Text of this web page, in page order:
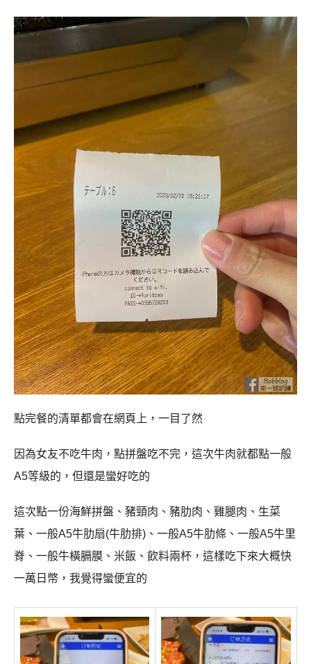
點完餐的清單都會在網頁上，一目了然
因為女友不吃牛肉，點拼盤吃不完，這次牛肉就都點一般
A5等級的，但還是蠻好吃的
這次點一份海鮮拼盤、豬頸肉、豬肋肉、雞腿肉、生菜
葉、一般A5牛肋扇(牛肋排)、一般A5牛肋條、一般A5牛里
脊、一般牛橫膈膜、米飯、飲料兩杯，這樣吃下來大概快
一萬日幣，我覺得蠻便宜的